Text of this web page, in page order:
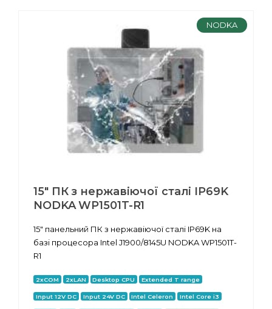
NODKA
15" ПК з нержавіючої сталі IP69K
NODKA WP1501T-R1
15" панельний ПК з нержавіючої сталі IP69K на
базі процесора Intel J1900/8145U NODKA WP1501T-
R1
2xCOM 2xLAN Desktop CPU Extended T range
Input 12V DC Input 24V DC Intel Celeron Intel Core i3